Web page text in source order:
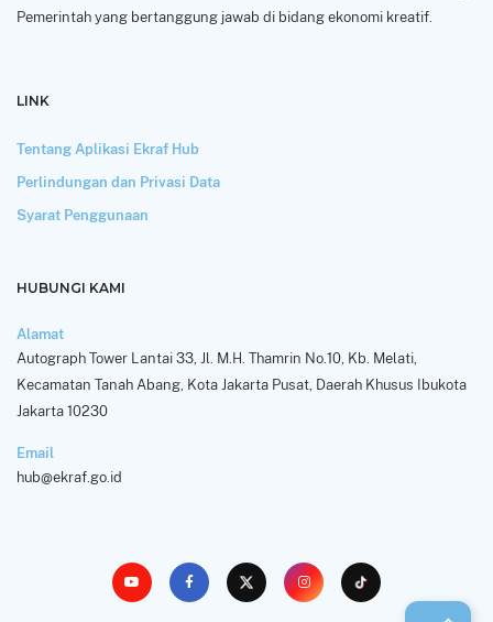
Pemerintah yang bertanggung jawab di bidang ekonomi kreatif.
LINK
Tentang Aplikasi Ekraf Hub
Perlindungan dan Privasi Data
Syarat Penggunaan
HUBUNGI KAMI
Alamat
Autograph Tower Lantai 33, Jl. M.H. Thamrin No.10, Kb. Melati,
Kecamatan Tanah Abang, Kota Jakarta Pusat, Daerah Khusus Ibukota
Jakarta 10230
Email
hub@ekraf.go.id